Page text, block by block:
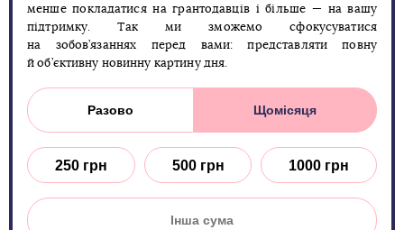
менше покладатися на грантодавців і більше — на вашу
підтримку. Так ми зможемо сфокусуватися
на зобов’язаннях перед вами: представляти повну
й об’єктивну новинну картину дня.
Разово Щомісяця
250 грн 500 грн 1000 грн